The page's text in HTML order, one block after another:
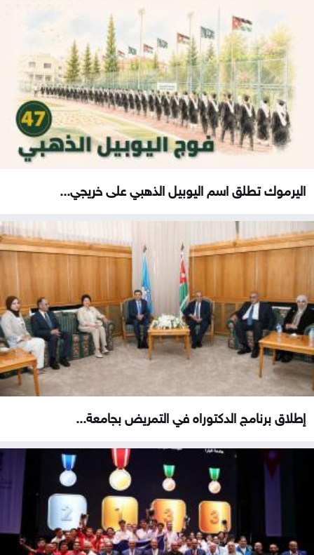
اليرموك تطلق اسم اليوبيل الذهبي على خريجي...
إطلاق برنامج الدكتوراه في التمريض بجامعة...